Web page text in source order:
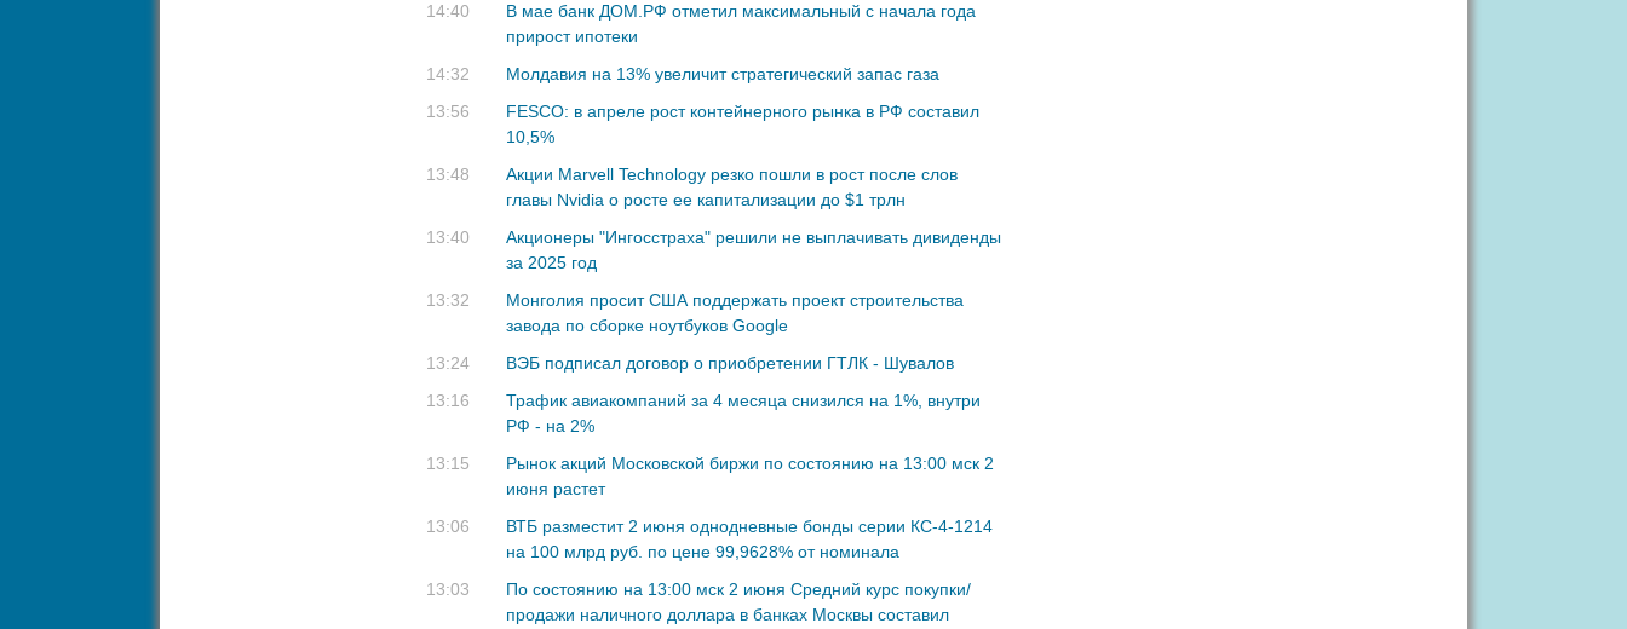
14:40
В мае банк ДОМ.РФ отметил максимальный с начала года
прирост ипотеки
14:32
Молдавия на 13% увеличит стратегический запас газа
13:56
FESCO: в апреле рост контейнерного рынка в РФ составил
10,5%
13:48
Акции Marvell Technology резко пошли в рост после слов
главы Nvidia о росте ее капитализации до $1 трлн
13:40
Акционеры "Ингосстраха" решили не выплачивать дивиденды
за 2025 год
13:32
Монголия просит США поддержать проект строительства
завода по сборке ноутбуков Google
13:24
ВЭБ подписал договор о приобретении ГТЛК - Шувалов
13:16
Трафик авиакомпаний за 4 месяца снизился на 1%, внутри
РФ - на 2%
13:15
Рынок акций Московской биржи по состоянию на 13:00 мск 2
июня растет
13:06
ВТБ разместит 2 июня однодневные бонды серии КС-4-1214
на 100 млрд руб. по цене 99,9628% от номинала
13:03
По состоянию на 13:00 мск 2 июня Cредний курс покупки/
продажи наличного доллара в банках Москвы составил